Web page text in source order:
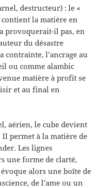
destructeur) : le «
la matière en
provoquerait-il pas, en
du désastre
l’ancrage au
ou comme alambic
matière à profit se
et au final en
aérien, le cube devient
permet à la matière de
Les lignes
une forme de clarté,
alors une boîte de
de l’ame ou un